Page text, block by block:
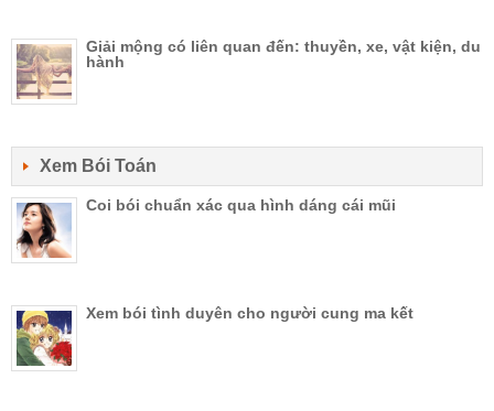
Giải mộng có liên quan đến: thuyền, xe, vật kiện, du
hành
Xem Bói Toán
Coi bói chuẩn xác qua hình dáng cái mũi
Xem bói tình duyên cho người cung ma kết